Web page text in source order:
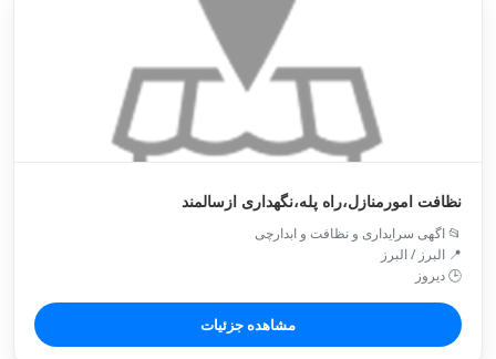
نظافت امورمنازل،راه پله،نگهداری ازسالمند
📂 اگهی سرایداری و نظافت و ابدارچی
📍 البرز / البرز
🕒 دیروز
مشاهده جزئیات